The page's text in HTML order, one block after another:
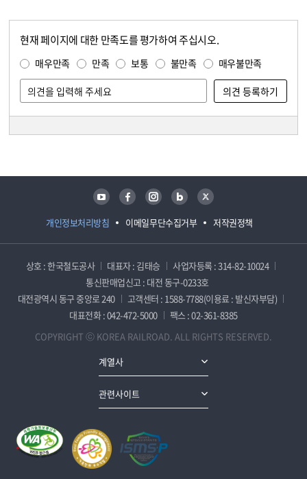
현재 페이지에 대한 만족도를 평가하여 주십시오.
매우만족 만족 보통 불만족 매우불만족
개인정보처리방침 이메일무단수집거부 저작권정책
유튜브 페이스북 인스타그램 블로그 트위터
상호 : 한국철도공사 대표자 : 김태승
사업자등록 : 314-82-10024
통신판매업신고 : 대전 동구-0233호
대전광역시 동구 중앙로 240
고객센터 : 1588-7788(이용료 : 발신자부담)
대표전화 : 042-472-5000
팩스 : 02-361-8385
COPYRIGHT ⓒ KOREA RAILROAD. ALL RIGHTS RESERVED.
계열사
관련사이트